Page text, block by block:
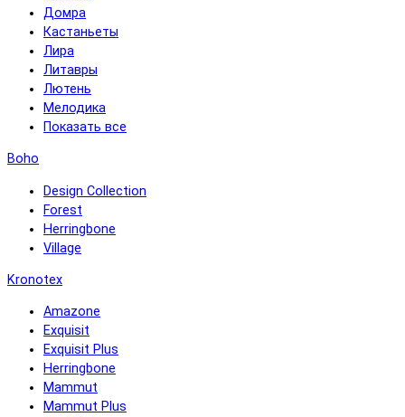
Домра
Кастаньеты
Лира
Литавры
Лютень
Мелодика
Показать все
Boho
Design Collection
Forest
Herringbone
Village
Kronotex
Amazone
Exquisit
Exquisit Plus
Herringbone
Mammut
Mammut Plus